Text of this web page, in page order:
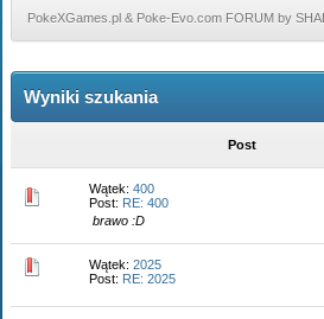
PokeXGames.pl & Poke-Evo.com FORUM by
Wyniki szukania
Post
Wątek: 400
Post: RE: 400
brawo :D
Wątek: 2025
Post: RE: 2025